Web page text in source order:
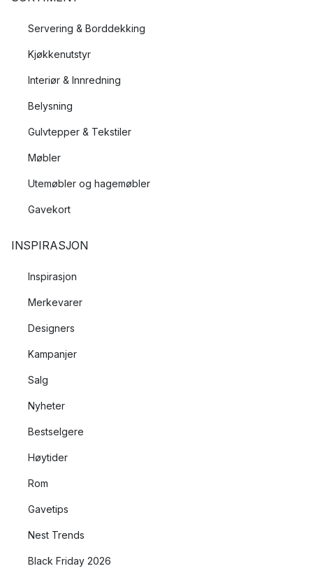
Servering & Borddekking
Kjøkkenutstyr
Interiør & Innredning
Belysning
Gulvtepper & Tekstiler
Møbler
Utemøbler og hagemøbler
Gavekort
INSPIRASJON
Inspirasjon
Merkevarer
Designers
Kampanjer
Salg
Nyheter
Bestselgere
Høytider
Rom
Gavetips
Nest Trends
Black Friday 2026